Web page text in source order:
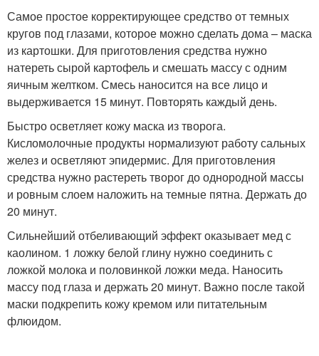
Самое простое корректирующее средство от темных
кругов под глазами, которое можно сделать дома – маска
из картошки. Для приготовления средства нужно
натереть сырой картофель и смешать массу с одним
яичным желтком. Смесь наносится на все лицо и
выдерживается 15 минут. Повторять каждый день.
Быстро осветляет кожу маска из творога.
Кисломолочные продукты нормализуют работу сальных
желез и осветляют эпидермис. Для приготовления
средства нужно растереть творог до однородной массы
и ровным слоем наложить на темные пятна. Держать до
20 минут.
Сильнейший отбеливающий эффект оказывает мед с
каолином. 1 ложку белой глину нужно соединить с
ложкой молока и половинкой ложки меда. Наносить
массу под глаза и держать 20 минут. Важно после такой
маски подкрепить кожу кремом или питательным
флюидом.